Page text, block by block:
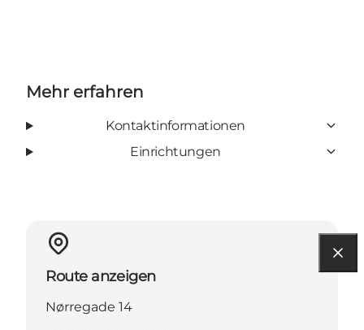
Mehr erfahren
Kontaktinformationen
Einrichtungen
Route anzeigen
Nørregade 14